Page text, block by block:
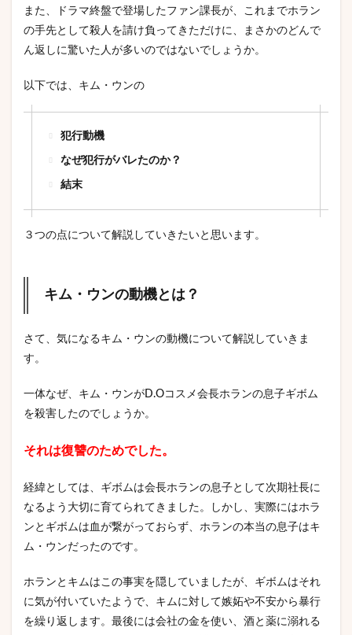
また、ドラマ終盤で登場したファン課長が、これまでホラン
の手先として殺人を請け負ってきただけに、まさかのどんで
ん返しに驚いた人が多いのではないでしょうか。
以下では、キム・ウンの
犯行動機
なぜ犯行がバレたのか？
結末
３つの点について解説していきたいと思います。
キム・ウンの動機とは？
さて、気になるキム・ウンの動機について解説していきま
す。
一体なぜ、キム・ウンがD.Oコスメ会長ホランの息子ギボム
を殺害したのでしょうか。
それは復讐のためでした。
経緯としては、ギボムは会長ホランの息子として次期社長に
なるよう大切に育てられてきました。しかし、実際にはホラ
ンとギボムは血が繋がっておらず、ホランの本当の息子はキ
ム・ウンだったのです。
ホランとキムはこの事実を隠していましたが、ギボムはそれ
に気が付いていたようで、キムに対して嫉妬や不安から暴行
を繰り返します。最後には会社の金を使い、酒と薬に溺れる